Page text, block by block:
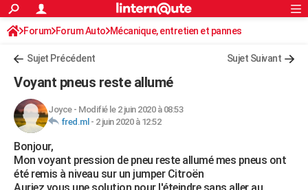
ACTUALITÉS
Politique
Société
Faits Divers
Education
Monde
Villes
+
FINANCE
Retraite
Impôts
Epargne
Immobilier
Risques naturels par ville
Banque
Assurance
Crédit
AUTO
Essais
Réserver un essai
Citadines
Berlines
SUV
Forum auto
+HIGH-TECH
Mobiles
Meilleur smartphone
Internet
Ordinateurs
Jeux vidéo
Guide high-tech
+BRICOLAGE
Rechercher
S'inscrire
Connexion
Forum Forum Auto Mécanique, entretien et pannes
Sujet Précédent Sujet Suivant
Voyant pneus reste allumé
Joyce- Modifié le 2 juin 2020 à 08:53
fred.ml - 2 juin 2020 à 12:52
Bonjour,
Mon voyant pression de pneu reste allumé mes pneus ont
été remis à niveau sur un jumper Citroën